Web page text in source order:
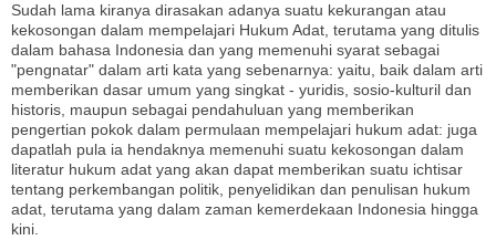
Sudah lama kiranya dirasakan adanya suatu kekurangan atau
kekosongan dalam mempelajari Hukum Adat, terutama yang ditulis
dalam bahasa Indonesia dan yang memenuhi syarat sebagai
"pengnatar" dalam arti kata yang sebenarnya: yaitu, baik dalam arti
memberikan dasar umum yang singkat - yuridis, sosio-kulturil dan
historis, maupun sebagai pendahuluan yang memberikan
pengertian pokok dalam permulaan mempelajari hukum adat: juga
dapatlah pula ia hendaknya memenuhi suatu kekosongan dalam
literatur hukum adat yang akan dapat memberikan suatu ichtisar
tentang perkembangan politik, penyelidikan dan penulisan hukum
adat, terutama yang dalam zaman kemerdekaan Indonesia hingga
kini.